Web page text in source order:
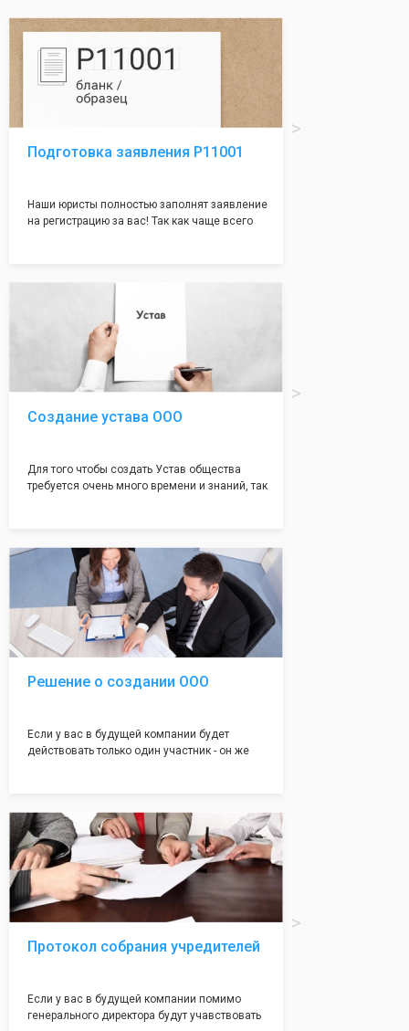
Подготовка заявления Р11001
Наши юристы полностью заполнят заявление
на регистрацию за вас! Так как чаще всего
большая часть отказов - наши юристы с
оформление самого сложного документа на
себя! Многолетний опыт работы наших
юристов позволяет оформлять заявление без
ошибок, тем самым гарантируя вам
успешную регистрацию в налоговой
Создание устава ООО
Для того чтобы создать Устав общества
требуется очень много времени и знаний, так
Наша компания предоставит вам свой
уникальный Устав Общества, который
подойдет для любой компании. Устав,
сделанный нашими профессиональными
юристами, успешно проходит регистрацию в
налоговой инспекции!
Решение о создании ООО
Если у вас в будущей компании будет
действовать только один участник - он же
грамотно составят данное заявление, а Вам
нужно будет только поставить подпись на
нём!
Протокол собрания учредителей
Если у вас в будущей компании помимо
генерального директора будут учавствовать